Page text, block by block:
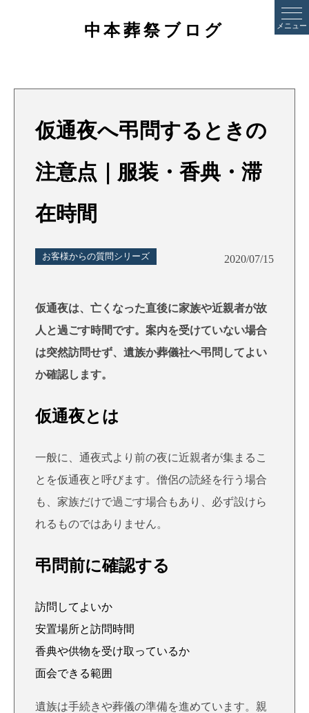
メニュー
中本葬祭ブログ
仮通夜へ弔問するときの
注意点｜服装・香典・滞
在時間
お客様からの質問シリーズ 2020/07/15
仮通夜は、亡くなった直後に家族や近親者が故
人と過ごす時間です。案内を受けていない場合
は突然訪問せず、遺族か葬儀社へ弔問してよい
か確認します。
仮通夜とは
一般に、通夜式より前の夜に近親者が集まるこ
とを仮通夜と呼びます。僧侶の読経を行う場合
も、家族だけで過ごす場合もあり、必ず設けら
れるものではありません。
弔問前に確認する
訪問してよいか
安置場所と訪問時間
香典や供物を受け取っているか
面会できる範囲
遺族は手続きや葬儀の準備を進めています。親